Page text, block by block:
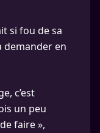
si fou de sa
demander en
c’est
un peu
faire »,